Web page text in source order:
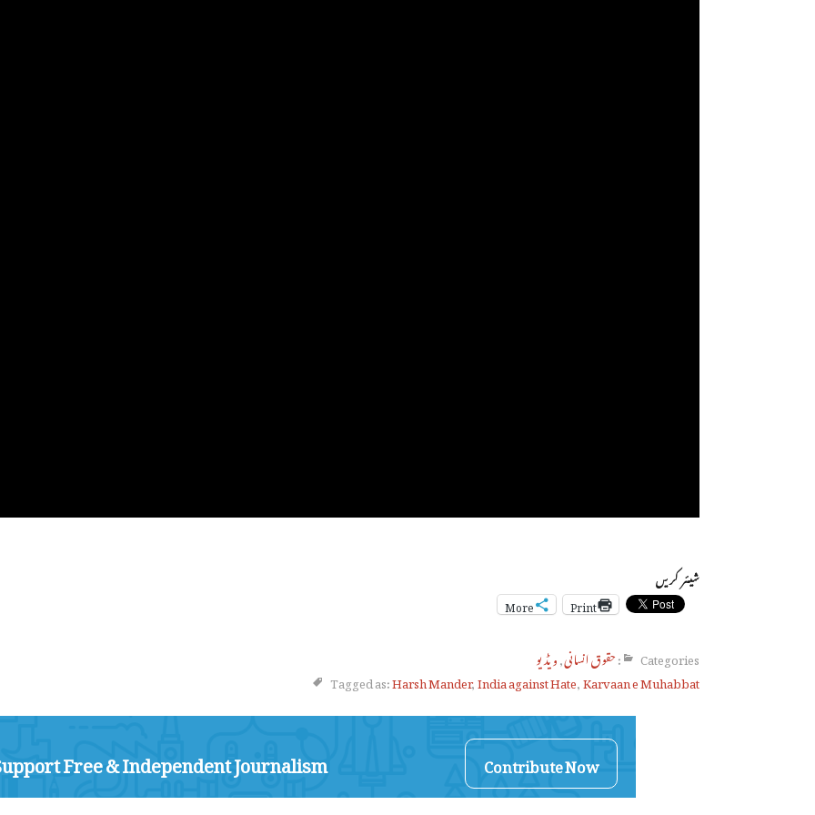
شیئر کریں
Print
More
Categories: حقوق انسانی,ویڈیو
Tagged as:Harsh Mander,India against Hate,Karvaan e Muhabbat
Free & Independent Journalism Contribute Now